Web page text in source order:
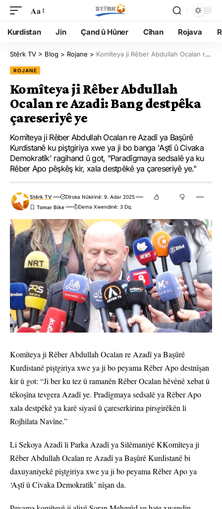
Aa
Kurdistan Jin Çand û Hûner Cîhan Rojava
Stêrk TV > Blog > Rojane > Komîteya ji Rêber Abdullah Ocalan re Azadi: Bang destpêka çareseriyê ye
ROJANE
Komîteya ji Rêber Abdullah
Ocalan re Azadi: Bang destpêka
çareseriyê ye
Komîteya ji Rêber Abdullah Ocalan re Azadî ya Başûrê
Kurdistanê ku piştgiriya xwe ya ji bo banga 'Aştî û Civaka
Demokratîk' ragihand û got, "Paradîgmaya sedsalê ya ku
Rêber Apo pêşkêş kir, xala destpêkê ya çareseriyê ye."
Stêrk TV
Dîroka Nûkirinê: 9. Adar 2025
Dema Xwendinê: 3 Dq.
Komîteya ji Rêber Abdullah Ocalan re Azadî ya Başûrê
Kurdistanê piştgiriya xwe ya ji bo peyama Rêber Apo destnîşan
kir û got: “Ji ber ku tez û ramanên Rêber Ocalan hêvênê xebat û
têkoşîna tevgera Azadî ye. Pradîgmaya sedsalê ya Rêber Apo
xala destpêkê ya karê siyasî û çareserkirina pirsgirêkên li
Rojhilata Navîne.”
Li Sekoya Azadî li Parka Azadî ya Silêmaniyê KKomîteya ji
Rêber Abdullah Ocalan re Azadî ya Başûrê Kurdistanê bi
daxuyaniyekê piştgiriya xwe ya ji bo peyama Rêber Apo ya
‘Aştî û Civaka Demokratîk’ nîşan da.